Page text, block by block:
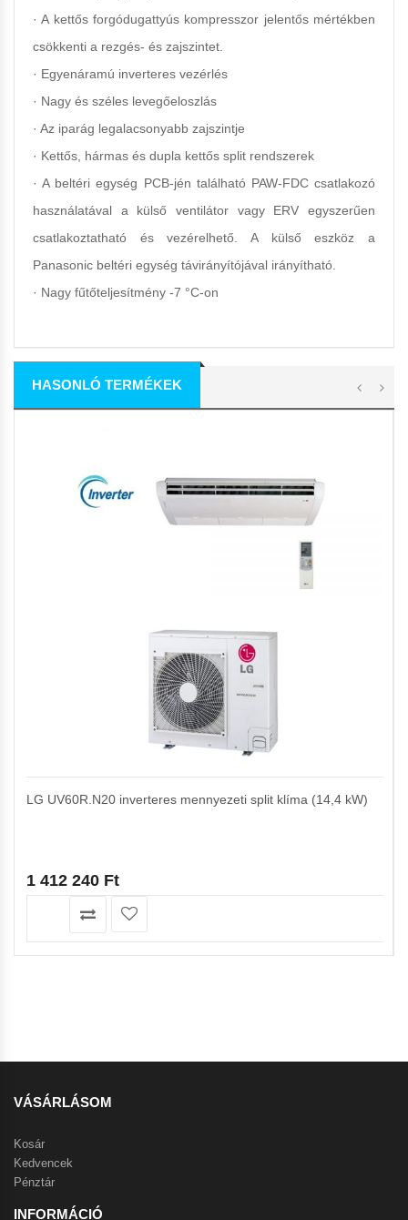
· A kettős forgódugattyús kompresszor jelentős mértékben
csökkenti a rezgés- és zajszintet.
· Egyenáramú inverteres vezérlés
· Nagy és széles levegőeloszlás
· Az iparág legalacsonyabb zajszintje
· Kettős, hármas és dupla kettős split rendszerek
· A beltéri egység PCB-jén található PAW-FDC csatlakozó
használatával a külső ventilátor vagy ERV egyszerűen
csatlakoztatható és vezérelhető. A külső eszköz a
Panasonic beltéri egység távirányítójával irányítható.
· Nagy fűtőteljesítmény -7 °C-on
HASONLÓ TERMÉKEK
LG UV60R.N20 inverteres mennyezeti split klíma (14,4 kW)
1 412 240 Ft
VÁSÁRLÁSOM
Kosár
Kedvencek
Pénztár
INFORMÁCIÓ